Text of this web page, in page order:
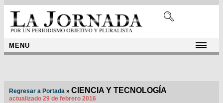
MENU
Regresar a Portada » CIENCIA Y TECNOLOGÍA
actualizado 29 de febrero 2016